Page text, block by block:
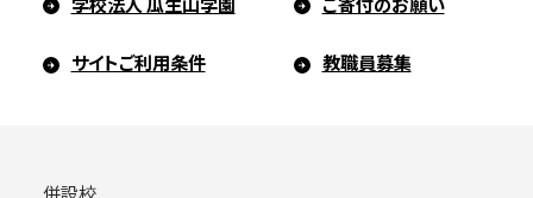
サイトご利用条件 教職員募集
併設校